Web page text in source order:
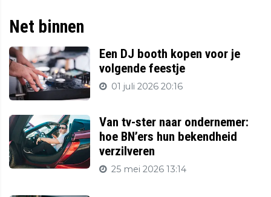
Net binnen
Een DJ booth kopen voor je
volgende feestje
01 juli 2026 20:16
Van tv-ster naar ondernemer:
hoe BN’ers hun bekendheid
verzilveren
25 mei 2026 13:14